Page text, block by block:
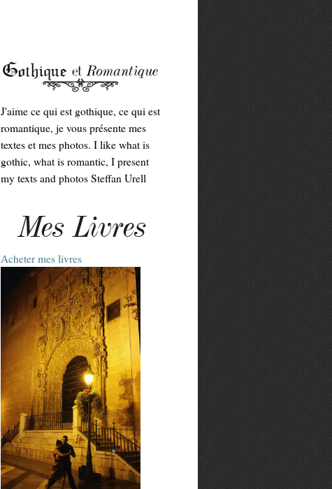
J'aime ce qui est gothique, ce qui est
romantique, je vous présente mes
textes et mes photos. I like what is
gothic, what is romantic, I present
my texts and photos Steffan Urell
Mes Livres
Acheter mes livres